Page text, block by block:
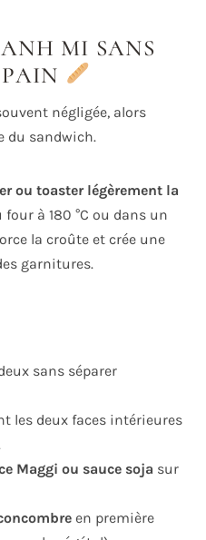
MI SANS
négligée, alors
du sandwich.
ou toaster légèrement la
à 180 °C ou dans un
la croûte et crée une
garnitures.
sans séparer
les deux faces intérieures
Maggi ou sauce soja sur
en première